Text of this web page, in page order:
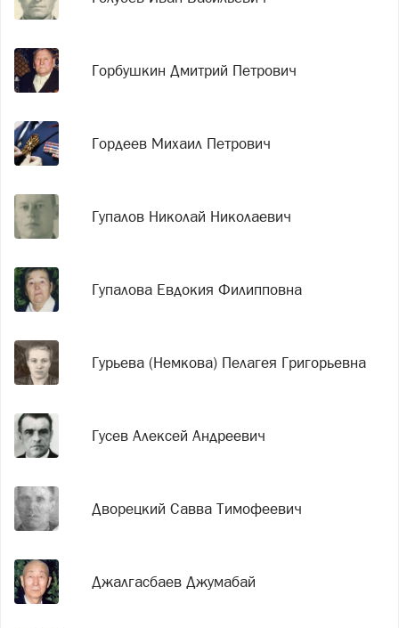
Горбушкин Дмитрий Петрович
Гордеев Михаил Петрович
Гупалов Николай Николаевич
Гупалова Евдокия Филипповна
Гурьева (Немкова) Пелагея Григорьевна
Гусев Алексей Андреевич
Дворецкий Савва Тимофеевич
Джалгасбаев Джумабай